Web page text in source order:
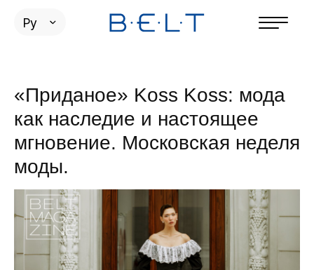
Ру
«Приданое» Koss Koss: мода
как наследие и настоящее
мгновение. Московская неделя
моды.